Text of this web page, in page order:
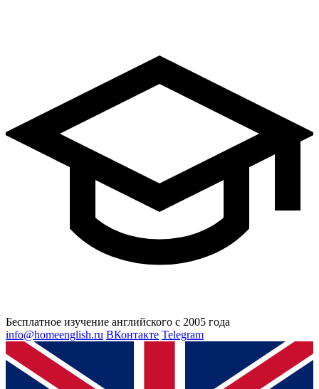
Бесплатное изучение английского с 2005 года
info@homeenglish.ru ВКонтакте Telegram